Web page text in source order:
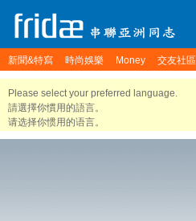
新聞&特寫 時尚娛樂 Money 交友社區
Please select your preferred language.
請選擇你慣用的語言。
请选择你惯用的语言。